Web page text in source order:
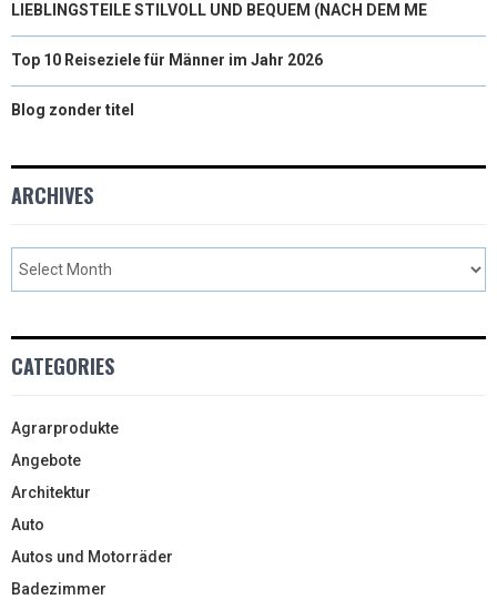
LIEBLINGSTEILE STILVOLL UND BEQUEM (NACH DEM ME
Top 10 Reiseziele für Männer im Jahr 2026
Blog zonder titel
ARCHIVES
CATEGORIES
Agrarprodukte
Angebote
Architektur
Auto
Autos und Motorräder
Badezimmer